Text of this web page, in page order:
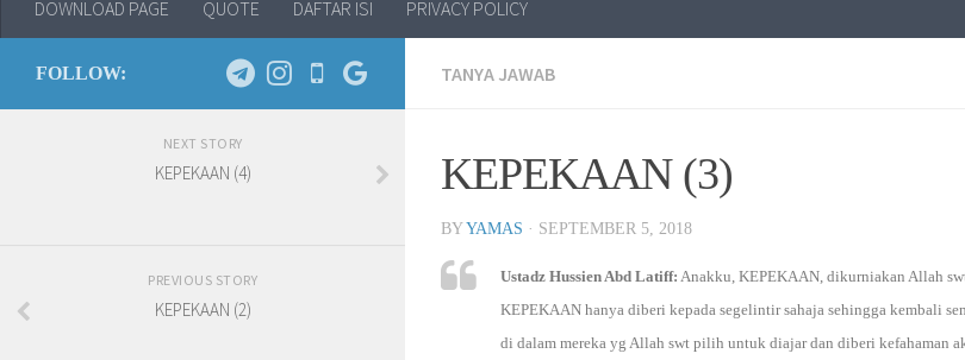
DOWNLOAD PAGE QUOTE DAFTAR ISI PRIVACY POLICY
TANYA JAWAB
KEPEKAAN (3)
BYYAMAS · SEPTEMBER 5, 2018
Ustadz Hussien Abd Latiff: Anakku, KEPEKAAN, dikurniakan Allah
KEPEKAAN hanya diberi kepada segelintir sahaja sehingga kembali
di dalam mereka yg Allah swt pilih untuk diajar dan diberi kefahaman
FOLLOW:
NEXT STORY
KEPEKAAN (4)
PREVIOUS STORY
KEPEKAAN (2)